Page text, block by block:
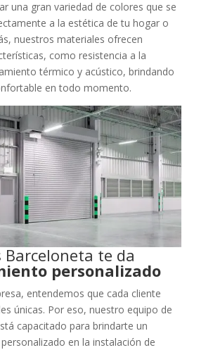
una gran variedad de colores que se
a la estética de tu hogar o
nuestros materiales ofrecen
como resistencia a la
térmico y acústico, brindando
en todo momento.
Barceloneta te da
personalizado
entendemos que cada cliente
únicas. Por eso, nuestro equipo de
capacitado para brindarte un
en la instalación de